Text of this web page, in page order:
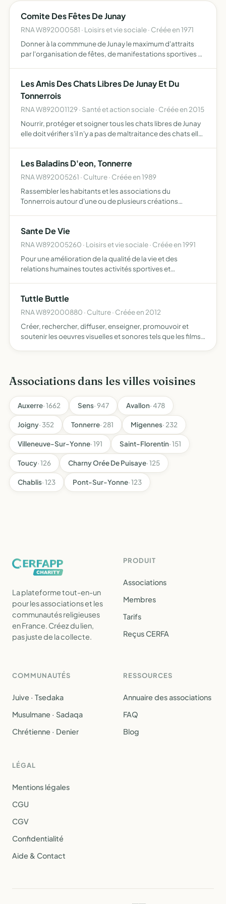
Comite Des Fêtes De Junay
RNA W892000581 · Loisirs et vie sociale · Créée en 1971
Donner à la commmune de Junay le maximum d'attraits
par l'organisation de fêtes, de manifestations sportives et
Les Amis Des Chats Libres De Junay Et Du
Tonnerrois
RNA W892001129 · Santé et action sociale · Créée en 2015
Nourrir, protéger et soigner tous les chats libres de Junay
elle doit vérifier s'il n'y a pas de maltraitance des chats elle
Les Baladins D'eon, Tonnerre
RNA W892005261 · Culture · Créée en 1989
Rassembler les habitants et les associations du
Tonnerrois autour d'une ou de plusieurs créations
Sante De Vie
RNA W892005260 · Loisirs et vie sociale · Créée en 1991
Pour une amélioration de la qualité de la vie et des
relations humaines toutes activités sportives et
Tuttle Buttle
RNA W892000880 · Culture · Créée en 2012
Créer, rechercher, diffuser, enseigner, promouvoir et
soutenir les oeuvres visuelles et sonores tels que les films
Associations dans les villes voisines
Auxerre· 1662 Sens· 947 Avallon· 478
Joigny· 352 Tonnerre· 281 Migennes· 232
Villeneuve-Sur-Yonne· 191 Saint-Florentin· 151
Toucy· 126 Charny Orée De Puisaye· 125
Chablis· 123 Pont-Sur-Yonne· 123
La plateforme tout-en-un
pour les associations et les
communautés religieuses
en France. Créez du lien,
pas juste de la collecte.
PRODUIT
Associations
Membres
Tarifs
Reçus CERFA
COMMUNAUTÉS
Juive · Tsedaka
Musulmane · Sadaqa
Chrétienne · Denier
RESSOURCES
Annuaire des associations
FAQ
Blog
LÉGAL
Mentions légales
CGU
CGV
Confidentialité
Aide & Contact